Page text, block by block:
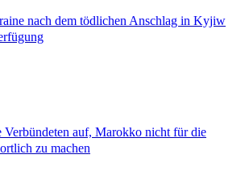
nach dem tödlichen Anschlag in Kyjiw
Verbündeten auf, Marokko nicht für die
zu machen